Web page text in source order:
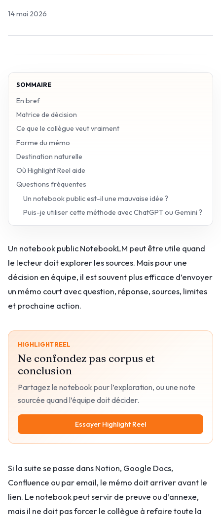
14 mai 2026
SOMMAIRE
En bref
Matrice de décision
Ce que le collègue veut vraiment
Forme du mémo
Destination naturelle
Où Highlight Reel aide
Questions fréquentes
Un notebook public est-il une mauvaise idée ?
Puis-je utiliser cette méthode avec ChatGPT ou Gemini ?
Un notebook public NotebookLM peut être utile quand
le lecteur doit explorer les sources. Mais pour une
décision en équipe, il est souvent plus efficace d’envoyer
un mémo court avec question, réponse, sources, limites
et prochaine action.
HIGHLIGHT REEL
Ne confondez pas corpus et
conclusion
Partagez le notebook pour l’exploration, ou une note
sourcée quand l’équipe doit décider.
Essayer Highlight Reel
Si la suite se passe dans Notion, Google Docs,
Confluence ou par email, le mémo doit arriver avant le
lien. Le notebook peut servir de preuve ou d’annexe,
mais il ne doit pas forcer le collègue à refaire toute la